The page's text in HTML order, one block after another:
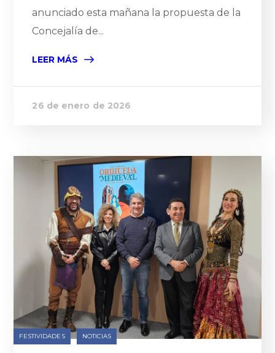
anunciado esta mañana la propuesta de la
Concejalía de...
LEER MÁS
26 de enero de 2026
FESTIVIDADES NOTICIAS